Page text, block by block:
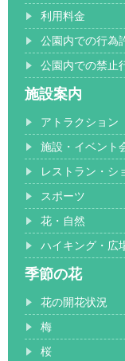
利用料金
公園内での行為
公園内での禁止
施設案内
アトラクション
施設・イベント
レストラン・シ
スポーツ
花・自然
ハイキング・広
季節の花
花の開花状況
梅
桜